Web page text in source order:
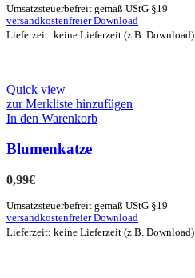
Umsatzsteuerbefreit gemäß UStG §19
versandkostenfreier Download
Lieferzeit: keine Lieferzeit (z.B. Download)
Quick view
zur Merkliste hinzufügen
In den Warenkorb
Blumenkatze
0,99€
Umsatzsteuerbefreit gemäß UStG §19
versandkostenfreier Download
Lieferzeit: keine Lieferzeit (z.B. Download)